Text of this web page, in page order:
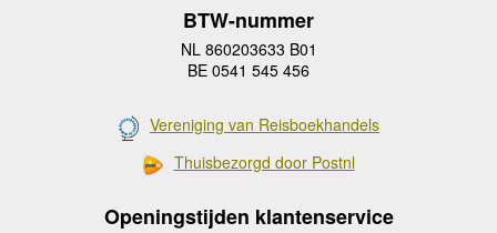
BTW-nummer
NL 860203633 B01
BE 0541 545 456
Vereniging van Reisboekhandels
Thuisbezorgd door Postnl
Openingstijden klantenservice